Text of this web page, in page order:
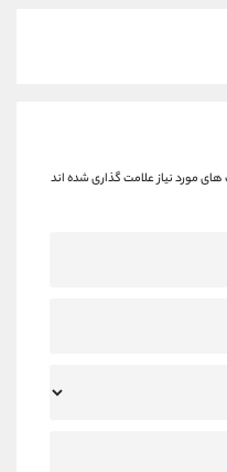
مورد نیاز علامت گذاری شده اند